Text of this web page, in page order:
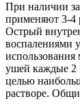
При наличии
применяют 3-4
Острый
воспалениями
использования
ушей каждые 2
целью
растворе.